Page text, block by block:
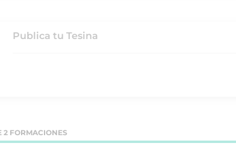
Publica tu Tesina
2 FORMACIONES